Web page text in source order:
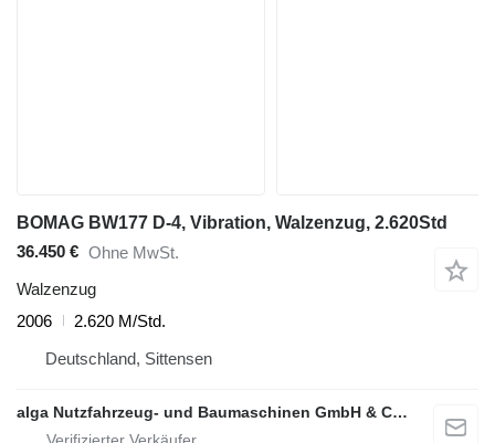
BOMAG BW177 D-4, Vibration, Walzenzug, 2.620Std
36.450 € Ohne MwSt.
Walzenzug
2006
2.620 M/Std.
Deutschland, Sittensen
alga Nutzfahrzeug- und Baumaschinen GmbH & Co. KG